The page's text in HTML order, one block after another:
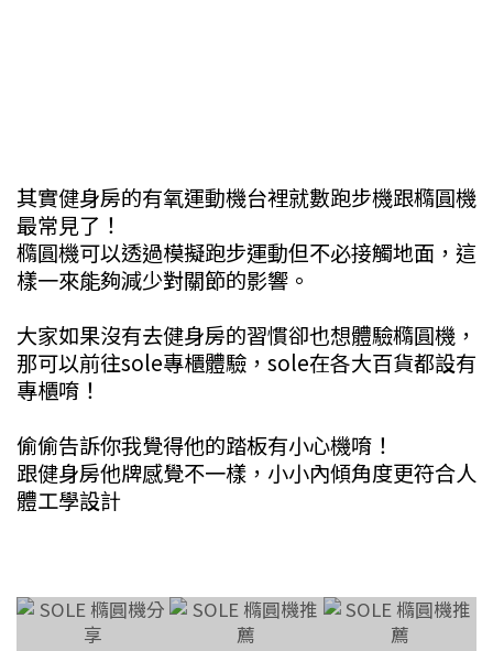
其實健身房的有氧運動機台裡就數跑步機跟橢圓機
最常見了！
橢圓機可以透過模擬跑步運動但不必接觸地面，這
樣一來能夠減少對關節的影響。
大家如果沒有去健身房的習慣卻也想體驗橢圓機，
那可以前往sole專櫃體驗，sole在各大百貨都設有
專櫃唷！
偷偷告訴你我覺得他的踏板有小心機唷！
跟健身房他牌感覺不一樣，小小內傾角度更符合人
體工學設計